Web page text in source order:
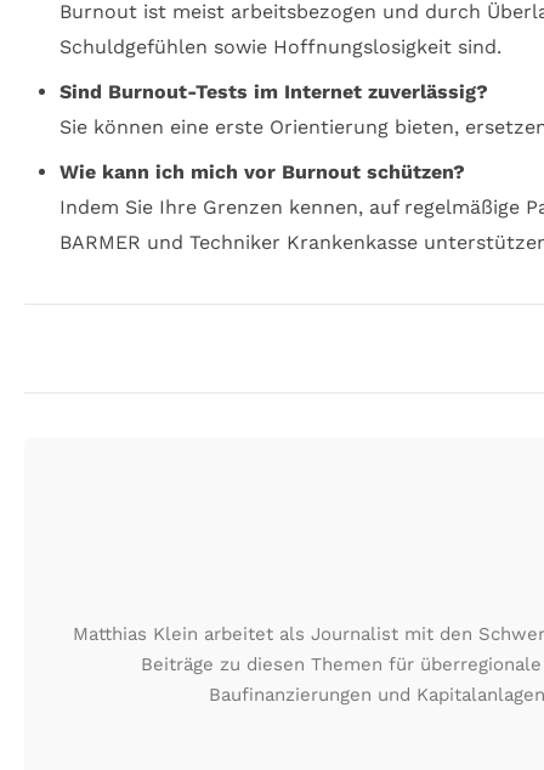
Burnout ist meist arbeitsbezogen und durch
Schuldgefühlen sowie Hoffnungslosigkeit sind.
Sind Burnout-Tests im Internet zuverlässig?
Sie können eine erste Orientierung bieten,
Wie kann ich mich vor Burnout schützen?
Indem Sie Ihre Grenzen kennen, auf regelmäßige
BARMER und Techniker Krankenkasse
Matthias Klein arbeitet als Journalist mit den
Beiträge zu diesen Themen für
Baufinanzierungen und